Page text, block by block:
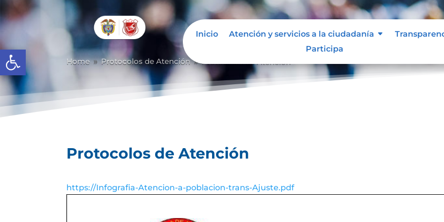
Abrir barra de herramientas
Inicio Atención y servicios a la ciudadanía
Participa
Home 9 Protocolos de Atención 9
Protocolos de Atención
https://Infografia-Atencion-a-poblacion-trans-Ajuste.pdf